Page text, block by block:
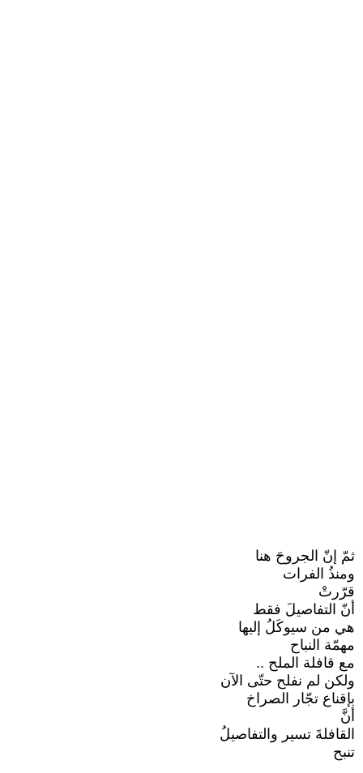
ثمّ إنّ الجروحَ هنا
ومنذُ الفرات
قرّرتْ
أنّ التفاصيلَ فقط
هي من سيوكَلُ إليها
مهمّة النباح
مع قافلة الملح ..
ولكن لم نفلح حتّى الآن
بإقناع تجّار الصراخ
أنَّ
القافلةَ تسير والتفاصيلُ
تنبح